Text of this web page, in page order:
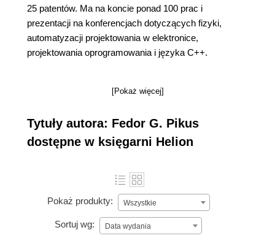
25 patentów. Ma na koncie ponad 100 prac i
prezentacji na konferencjach dotyczących fizyki,
automatyzacji projektowania w elektronice,
projektowania oprogramowania i języka C++.
[Pokaż więcej]
Tytuły autora: Fedor G. Pikus
dostępne w księgarni Helion
Pokaż produkty: Wszystkie
Sortuj wg: Data wydania